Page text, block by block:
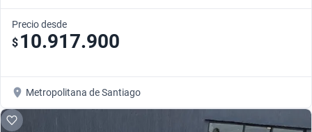
Precio desde
$ 10.917.900
Metropolitana de Santiago